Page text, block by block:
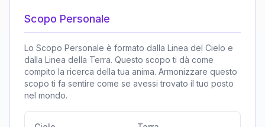
Scopo Personale
Lo Scopo Personale è formato dalla Linea del Cielo e
dalla Linea della Terra. Questo scopo ti dà come
compito la ricerca della tua anima. Armonizzare questo
scopo ti fa sentire come se avessi trovato il tuo posto
nel mondo.